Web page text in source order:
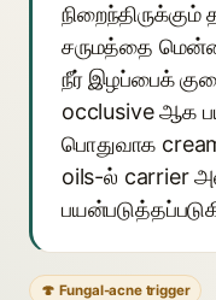
நிறைந்திருக்கும்
சருமத்தை
நீர் இழப்பைக்
occlusive ஆக
பொதுவாக
oils-ல் carrier
🍄 Fungal-acne trigger